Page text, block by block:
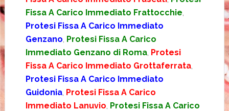
Fissa A Carico Immediato Frattocchie
Protesi Fissa A Carico Immediato
Genzano Protesi Fissa A Carico
Immediato Genzano di Roma, Protesi
Fissa A Carico Immediato Grottaferrata,
Protesi Fissa A Carico Immediato
Guidonia, Protesi Fissa A Carico
Immediato Lanuvio Protesi Fissa A Carico